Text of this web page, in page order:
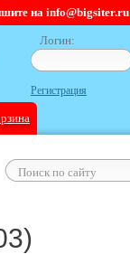
на info@bigsiter.ru
Логин:
Регистрация